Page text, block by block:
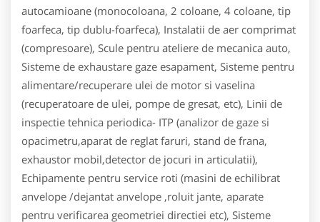
autocamioane (monocoloana, 2 coloane, 4 coloane, tip
foarfeca, tip dublu-foarfeca), Instalatii de aer comprimat
(compresoare), Scule pentru ateliere de mecanica auto,
Sisteme de exhaustare gaze esapament, Sisteme pentru
alimentare/recuperare ulei de motor si vaselina
(recuperatoare de ulei, pompe de gresat, etc), Linii de
inspectie tehnica periodica- ITP (analizor de gaze si
opacimetru,aparat de reglat faruri, stand de frana,
exhaustor mobil,detector de jocuri in articulatii),
Echipamente pentru service roti (masini de echilibrat
anvelope /dejantat anvelope ,roluit jante, aparate
pentru verificarea geometriei directiei etc), Sisteme